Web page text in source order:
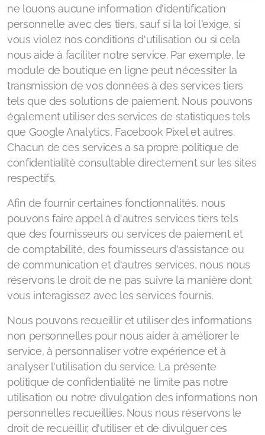
ne louons aucune information d'identification
personnelle avec des tiers, sauf si la loi l'exige, si
vous violez nos conditions d'utilisation ou si cela
nous aide à faciliter notre service. Par exemple, le
module de boutique en ligne peut nécessiter la
transmission de vos données à des services tiers
tels que des solutions de paiement. Nous pouvons
également utiliser des services de statistiques tels
que Google Analytics, Facebook Pixel et autres.
Chacun de ces services a sa propre politique de
confidentialité consultable directement sur les sites
respectifs.
Afin de fournir certaines fonctionnalités, nous
pouvons faire appel à d'autres services tiers tels
que des fournisseurs ou services de paiement et
de comptabilité, des fournisseurs d'assistance ou
de communication et d'autres services, nous nous
réservons le droit de ne pas suivre la manière dont
vous interagissez avec les services fournis.
Nous pouvons recueillir et utiliser des informations
non personnelles pour nous aider à améliorer le
service, à personnaliser votre expérience et à
analyser l'utilisation du service. La présente
politique de confidentialité ne limite pas notre
utilisation ou notre divulgation des informations non
personnelles recueillies. Nous nous réservons le
droit de recueillir, d'utiliser et de divulguer ces